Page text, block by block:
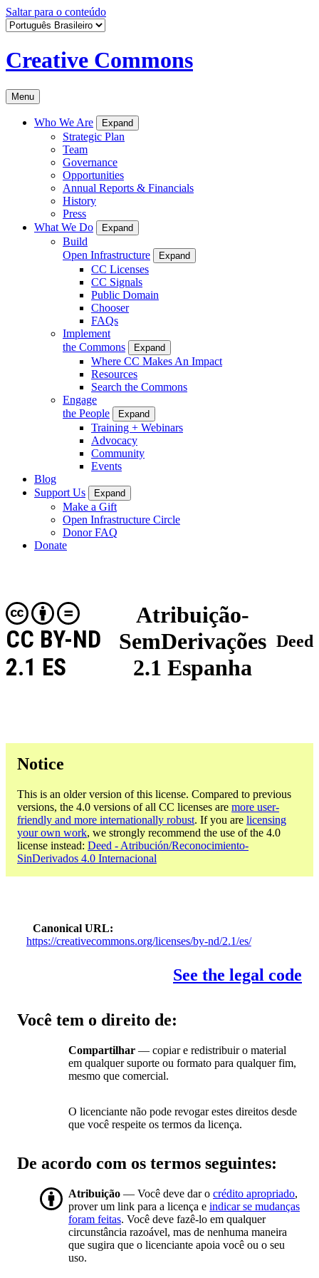
Saltar para o conteúdo
Creative Commons
Menu
Who We Are Expand
Strategic Plan
Team
Governance
Opportunities
Annual Reports & Financials
History
Press
What We Do
Expand
Build
Open Infrastructure
Expand
CC Licenses
CC Signals
Public Domain
Chooser
FAQs
Implement
the Commons
Expand
Where CC Makes An Impact
Resources
Search the Commons
Engage
the People
Expand
Training + Webinars
Advocacy
Community
Events
Blog
Support Us
Expand
Make a Gift
Open Infrastructure Circle
Donor FAQ
Donate
Atribuição-
SemDerivações
2.1 Espanha
CC BY-ND
2.1 ES
Deed
Notice
This is an older version of this license. Compared to previous
versions, the 4.0 versions of all CC licenses are more user-
friendly and more internationally robust. If you are licensing
your own work, we strongly recommend the use of the 4.0
license instead: Deed - Atribución/Reconocimiento-
SinDerivados 4.0 Internacional
Canonical URL
https://creativecommons.org/licenses/by-nd/2.1/es/
See the legal code
Você tem o direito de:
Compartilhar — copiar e redistribuir o material
em qualquer suporte ou formato para qualquer fim,
mesmo que comercial.
O licenciante não pode revogar estes direitos desde
que você respeite os termos da licença.
De acordo com os termos seguintes:
Atribuição — Você deve dar o crédito apropriado,
prover um link para a licença e indicar se mudanças
foram feitas. Você deve fazê-lo em qualquer
circunstância razoável, mas de nenhuma maneira
que sugira que o licenciante apoia você ou o seu
uso.